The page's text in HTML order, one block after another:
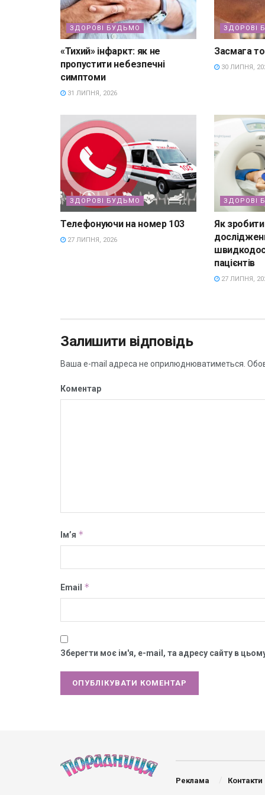
ЗДОРОВІ БУДЬМО
«Тихий» інфаркт: як не
пропустити небезпечні
симптоми
31 ЛИПНЯ, 2026
ЗДОРОВІ
Засмага
30 ЛИПНЯ,
ЗДОРОВІ БУДЬМО
Телефонуючи на номер 103
27 ЛИПНЯ, 2026
ЗДОРОВІ
Як
пацієнтів
27 ЛИПНЯ,
Залишити відповідь
Ваша e-mail адреса не оприлюднюватиметься.
Коментар
Ім’я *
Email *
Зберегти моє ім'я, e-mail, та адресу сайту в
Реклама Контакти